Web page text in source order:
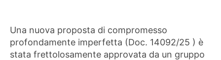
Una nuova proposta di compromesso
profondamente imperfetta (Doc. 14092/25 ) è
stata frettolosamente approvata da un gruppo